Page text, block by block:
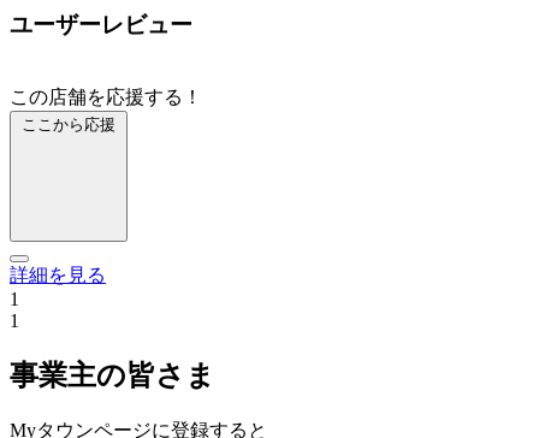
ユーザーレビュー
この店舗を応援する！
ここから応援
詳細を見る
1
1
事業主の皆さま
Myタウンページに登録すると